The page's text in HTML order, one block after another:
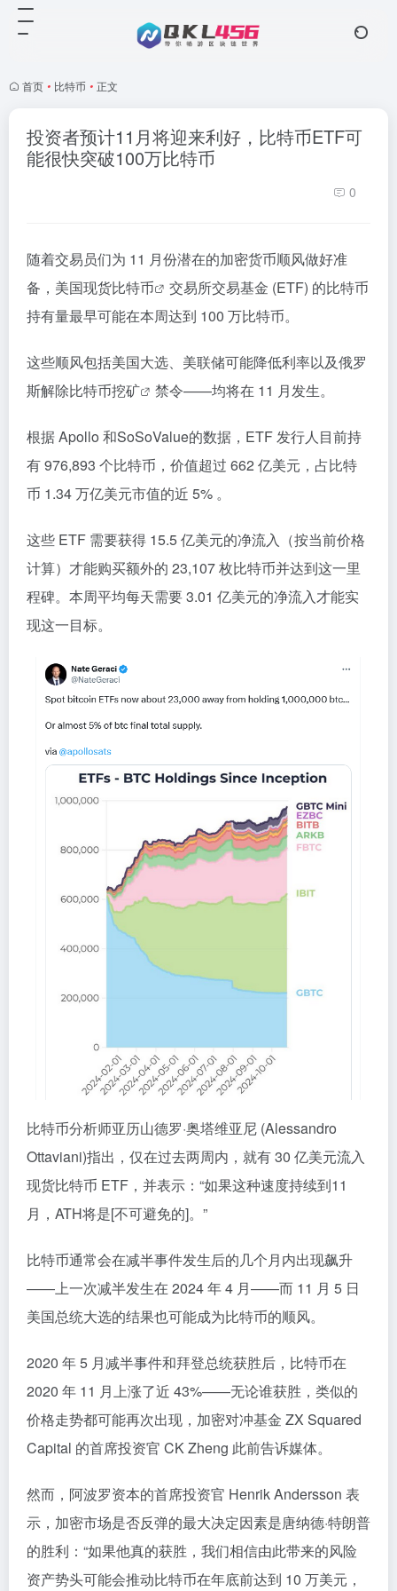
首页 • 比特币 • 正文
投资者预计11月将迎来利好，比特币ETF可
能很快突破100万比特币
0
随着交易员们为 11 月份潜在的加密货币顺风做好准
备，美国现货比特币
交易所交易基金 (ETF) 的比特币
持有量最早可能在本周达到 100 万比特币。
这些顺风包括美国大选、美联储可能降低利率以及俄罗
斯解除比特币挖矿 禁令——均将在 11 月发生。
根据 Apollo 和SoSoValue的数据，ETF 发行人目前持
有 976,893 个比特币，价值超过 662 亿美元，占比特
币 1.34 万亿美元市值的近 5% 。
这些 ETF 需要获得 15.5 亿美元的净流入（按当前价格
计算）才能购买额外的 23,107 枚比特币并达到这一里
程碑。本周平均每天需要 3.01 亿美元的净流入才能实
现这一目标。
比特币分析师亚历山德罗·奥塔维亚尼 (Alessandro
Ottaviani)指出，仅在过去两周内，就有 30 亿美元流入
现货比特币 ETF，并表示：“如果这种速度持续到11
月，ATH将是[不可避免的]。”
比特币通常会在减半事件发生后的几个月内出现飙升
——上一次减半发生在 2024 年 4 月——而 11 月 5 日
美国总统大选的结果也可能成为比特币的顺风。
2020 年 5 月减半事件和拜登总统获胜后，比特币在
2020 年 11 月上涨了近 43%——无论谁获胜，类似的
价格走势都可能再次出现，加密对冲基金 ZX Squared
Capital 的首席投资官 CK Zheng 此前告诉媒体。
然而，阿波罗资本的首席投资官 Henrik Andersson 表
示，加密市场是否反弹的最大决定因素是唐纳德·特朗普
的胜利：“如果他真的获胜，我们相信由此带来的风险
资产势头可能会推动比特币在年底前达到 10 万美元，